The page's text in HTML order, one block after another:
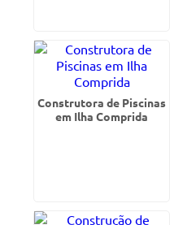
Construtora de Piscinas
em Ilha Comprida